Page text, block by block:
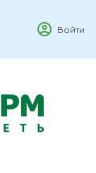
Войти